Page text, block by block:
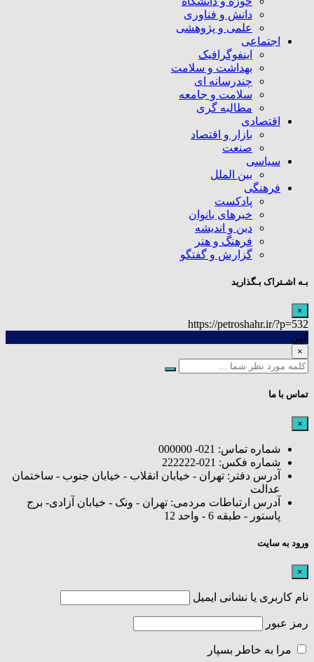
دانش و فناوری
علمی و پژوهشی
اجتماعی
اینفوگرافیک
بهداشت و سلامت
چندرسانه ای
سلامت و جامعه
مطالبه گری
اقتصادی
بازار و اقتصاد
صنعت
سیاسی
بین الملل
فرهنگی
پادکست
خبرهای بانوان
دین و اندیشه
فرهنگ و هنر
گزارش و گفتگو
بـه اشـتراک بـگذارید
×
https://petroshahr.ir/?p=532
کپی
×
تماس با ما
×
شماره تماس: 021- 000000
شماره فکس: 021-222222
آدرس دفتر: تهران - خیابان انقلاب - خیابان جنوب - ساختمان
عدالت
آدرس ارتباطات مردمی: تهران - ونک - خیابان آزادی- برج
پاستور - طبقه 6 - واحد 12
ورود به سایت
×
نام کاربری یا نشانی ایمیل
رمز عبور
مرا به خاطر بسپار